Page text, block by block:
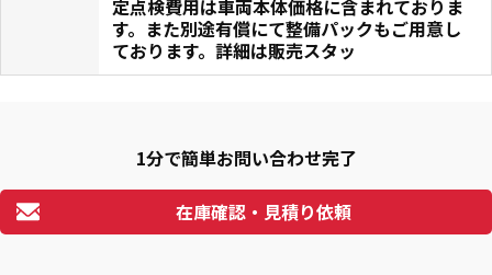
定点検費用は車両本体価格に含まれておりま
す。また別途有償にて整備パックもご用意し
ております。詳細は販売スタッ
1分で簡単お問い合わせ完了
在庫確認・見積り依頼